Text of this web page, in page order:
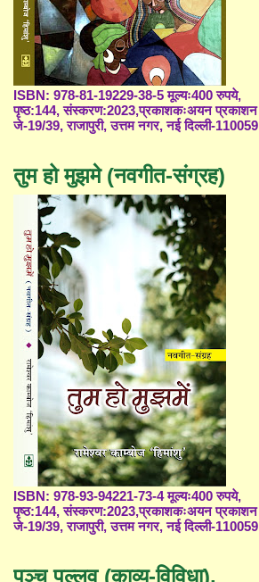
ISBN: 978-81-19229-38-5 मूल्यः400 रुपये,
पृष्ठ:144, संस्करण:2023,प्रकाशकःअयन प्रकाशन
जे-19/39, राजापुरी, उत्तम नगर, नई दिल्ली-110059
तुम हो मुझमे (नवगीत-संग्रह)
ISBN: 978-93-94221-73-4 मूल्यः400 रुपये,
पृष्ठ:144, संस्करण:2023,प्रकाशकःअयन प्रकाशन
जे-19/39, राजापुरी, उत्तम नगर, नई दिल्ली-110059
पञ्च पल्लव (काव्य-विविधा),